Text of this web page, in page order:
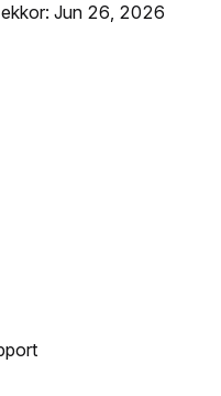
Jun 26, 2026